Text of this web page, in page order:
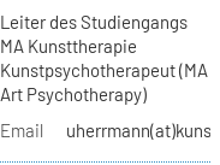
Leiter des Studiengangs
MA Kunsttherapie
Kunstpsychotherapeut (MA
Art Psychotherapy)
Email